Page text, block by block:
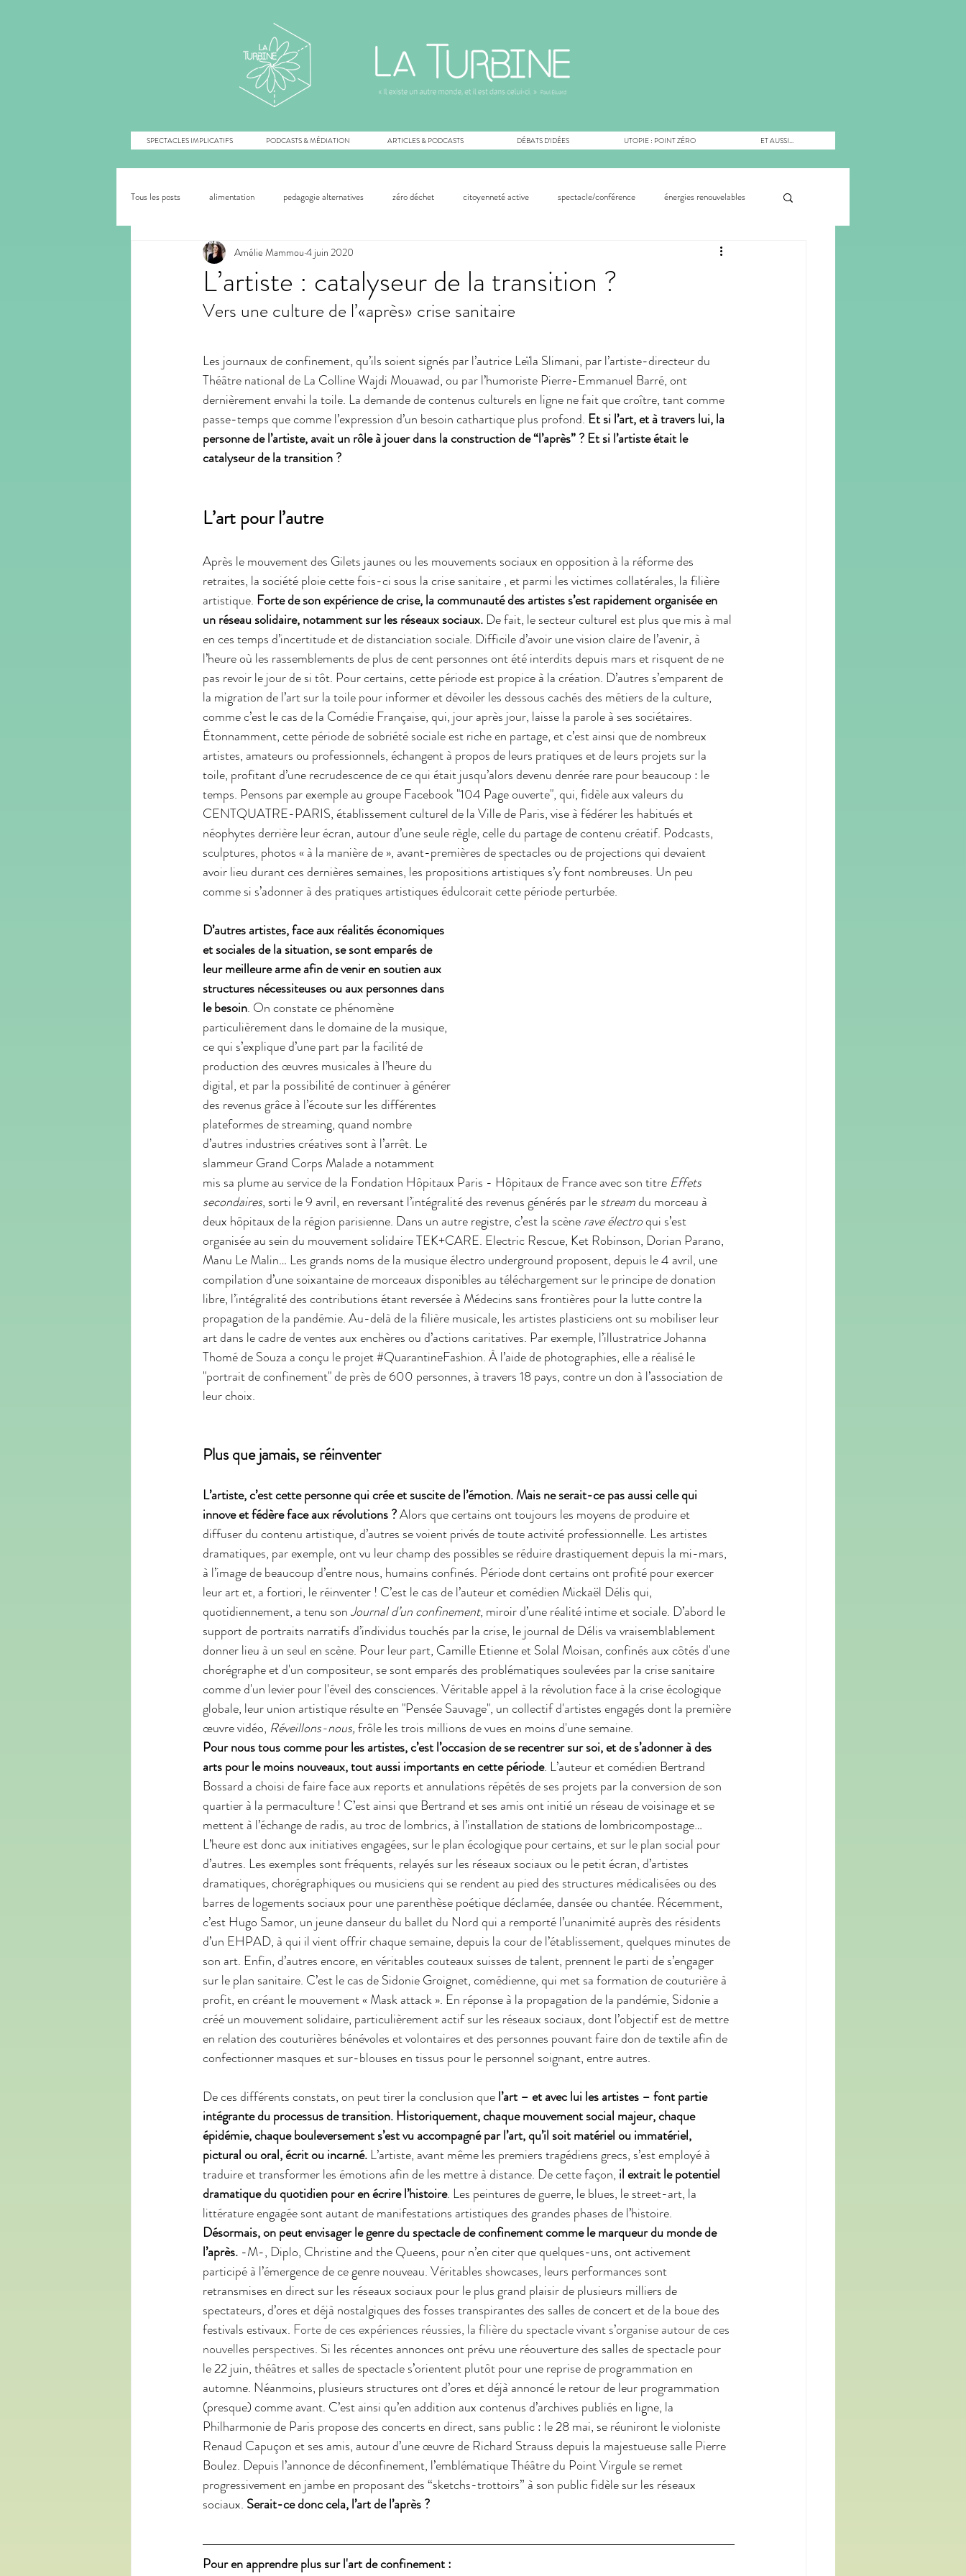
SPECTACLES IMPLICATIFS PODCASTS & MÉDIATION ARTICLES & PODCASTS DÉBATS D'IDÉES UTOPIE : POINT ZÉRO ET AUSSI...
Tous les posts alimentation pedagogie alternatives zéro déchet citoyenneté active spectacle/conférence énergies renouvelables
agroécologie innovation sociale permaculture économie
écoféminisme écologie collapsologie inspiration médias démocratie
utopie podcast portrait culture urbanisme genre
L’artiste : catalyseur de la transition ?
Amélie Mammou 4 juin 2020
Vers une culture de l’«après» crise sanitaire
Les journaux de confinement, qu’ils soient signés par l’autrice Leïla Slimani, par l’artiste-directeur du
Théâtre national de La Colline Wajdi Mouawad, ou par l’humoriste Pierre-Emmanuel Barré, ont
dernièrement envahi la toile. La demande de contenus culturels en ligne ne fait que croître, tant comme
passe-temps que comme l’expression d’un besoin cathartique plus profond. Et si l’art, et à travers lui, la
personne de l’artiste, avait un rôle à jouer dans la construction de “l’après” ? Et si l’artiste était le
catalyseur de la transition ?
L’art pour l’autre
Après le mouvement des Gilets jaunes ou les mouvements sociaux en opposition à la réforme des
retraites, la société ploie cette fois-ci sous la crise sanitaire , et parmi les victimes collatérales, la filière
artistique. Forte de son expérience de crise, la communauté des artistes s’est rapidement organisée en
un réseau solidaire, notamment sur les réseaux sociaux. De fait, le secteur culturel est plus que mis à mal
en ces temps d’incertitude et de distanciation sociale. Difficile d’avoir une vision claire de l’avenir, à
l’heure où les rassemblements de plus de cent personnes ont été interdits depuis mars et risquent de ne
pas revoir le jour de si tôt. Pour certains, cette période est propice à la création. D’autres s’emparent de
la migration de l’art sur la toile pour informer et dévoiler les dessous cachés des métiers de la culture,
comme c’est le cas de la Comédie Française, qui, jour après jour, laisse la parole à ses sociétaires.
Étonnamment, cette période de sobriété sociale est riche en partage, et c’est ainsi que de nombreux
artistes, amateurs ou professionnels, échangent à propos de leurs pratiques et de leurs projets sur la
toile, profitant d’une recrudescence de ce qui était jusqu’alors devenu denrée rare pour beaucoup : le
temps. Pensons par exemple au groupe Facebook "104 Page ouverte", qui, fidèle aux valeurs du
CENTQUATRE-PARIS, établissement culturel de la Ville de Paris, vise à fédérer les habitués et
néophytes derrière leur écran, autour d’une seule règle, celle du partage de contenu créatif. Podcasts,
sculptures, photos « à la manière de », avant-premières de spectacles ou de projections qui devaient
avoir lieu durant ces dernières semaines, les propositions artistiques s’y font nombreuses. Un peu
comme si s’adonner à des pratiques artistiques édulcorait cette période perturbée.
D’autres artistes, face aux réalités économiques
et sociales de la situation, se sont emparés de
leur meilleure arme afin de venir en soutien aux
structures nécessiteuses ou aux personnes dans
le besoin. On constate ce phénomène
particulièrement dans le domaine de la musique,
ce qui s’explique d’une part par la facilité de
production des œuvres musicales à l’heure du
digital, et par la possibilité de continuer à générer
des revenus grâce à l’écoute sur les différentes
plateformes de streaming, quand nombre
d’autres industries créatives sont à l’arrêt. Le
slammeur Grand Corps Malade a notamment
mis sa plume au service de la Fondation Hôpitaux Paris - Hôpitaux de France avec son titre Effets
secondaires, sorti le 9 avril, en reversant l’intégralité des revenus générés par le stream du morceau à
deux hôpitaux de la région parisienne. Dans un autre registre, c’est la scène rave électro qui s’est
organisée au sein du mouvement solidaire TEK+CARE. Electric Rescue, Ket Robinson, Dorian Parano,
Manu Le Malin… Les grands noms de la musique électro underground proposent, depuis le 4 avril, une
compilation d’une soixantaine de morceaux disponibles au téléchargement sur le principe de donation
libre, l’intégralité des contributions étant reversée à Médecins sans frontières pour la lutte contre la
propagation de la pandémie. Au-delà de la filière musicale, les artistes plasticiens ont su mobiliser leur
art dans le cadre de ventes aux enchères ou d’actions caritatives. Par exemple, l’illustratrice Johanna
Thomé de Souza a conçu le projet #QuarantineFashion. À l’aide de photographies, elle a réalisé le
"portrait de confinement" de près de 600 personnes, à travers 18 pays, contre un don à l’association de
leur choix.
Plus que jamais, se réinventer
L’artiste, c’est cette personne qui crée et suscite de l’émotion. Mais ne serait-ce pas aussi celle qui
innove et fédère face aux révolutions ? Alors que certains ont toujours les moyens de produire et
diffuser du contenu artistique, d’autres se voient privés de toute activité professionnelle. Les artistes
dramatiques, par exemple, ont vu leur champ des possibles se réduire drastiquement depuis la mi-mars,
à l’image de beaucoup d’entre nous, humains confinés. Période dont certains ont profité pour exercer
leur art et, a fortiori, le réinventer ! C’est le cas de l’auteur et comédien Mickaël Délis qui,
quotidiennement, a tenu son Journal d’un confinement, miroir d’une réalité intime et sociale. D’abord le
support de portraits narratifs d’individus touchés par la crise, le journal de Délis va vraisemblablement
donner lieu à un seul en scène. Pour leur part, Camille Etienne et Solal Moisan, confinés aux côtés d'une
chorégraphe et d'un compositeur, se sont emparés des problématiques soulevées par la crise sanitaire
comme d'un levier pour l'éveil des consciences. Véritable appel à la révolution face à la crise écologique
globale, leur union artistique résulte en "Pensée Sauvage", un collectif d'artistes engagés dont la première
œuvre vidéo, Réveillons-nous, frôle les trois millions de vues en moins d'une semaine.
Pour nous tous comme pour les artistes, c’est l’occasion de se recentrer sur soi, et de s’adonner à des
arts pour le moins nouveaux, tout aussi importants en cette période. L’auteur et comédien Bertrand
Bossard a choisi de faire face aux reports et annulations répétés de ses projets par la conversion de son
quartier à la permaculture ! C’est ainsi que Bertrand et ses amis ont initié un réseau de voisinage et se
mettent à l’échange de radis, au troc de lombrics, à l’installation de stations de lombricompostage…
L’heure est donc aux initiatives engagées, sur le plan écologique pour certains, et sur le plan social pour
d’autres. Les exemples sont fréquents, relayés sur les réseaux sociaux ou le petit écran, d’artistes
dramatiques, chorégraphiques ou musiciens qui se rendent au pied des structures médicalisées ou des
barres de logements sociaux pour une parenthèse poétique déclamée, dansée ou chantée. Récemment,
c’est Hugo Samor, un jeune danseur du ballet du Nord qui a remporté l’unanimité auprès des résidents
d’un EHPAD, à qui il vient offrir chaque semaine, depuis la cour de l’établissement, quelques minutes de
son art. Enfin, d’autres encore, en véritables couteaux suisses de talent, prennent le parti de s’engager
sur le plan sanitaire. C’est le cas de Sidonie Groignet, comédienne, qui met sa formation de couturière à
profit, en créant le mouvement « Mask attack ». En réponse à la propagation de la pandémie, Sidonie a
créé un mouvement solidaire, particulièrement actif sur les réseaux sociaux, dont l’objectif est de mettre
en relation des couturières bénévoles et volontaires et des personnes pouvant faire don de textile afin de
confectionner masques et sur-blouses en tissus pour le personnel soignant, entre autres.
De ces différents constats, on peut tirer la conclusion que l’art – et avec lui les artistes – font partie
intégrante du processus de transition. Historiquement, chaque mouvement social majeur, chaque
épidémie, chaque bouleversement s’est vu accompagné par l’art, qu’il soit matériel ou immatériel,
pictural ou oral, écrit ou incarné. L’artiste, avant même les premiers tragédiens grecs, s’est employé à
traduire et transformer les émotions afin de les mettre à distance. De cette façon, il extrait le potentiel
dramatique du quotidien pour en écrire l’histoire. Les peintures de guerre, le blues, le street-art, la
littérature engagée sont autant de manifestations artistiques des grandes phases de l’histoire.
Désormais, on peut envisager le genre du spectacle de confinement comme le marqueur du monde de
l’après. -M-, Diplo, Christine and the Queens, pour n’en citer que quelques-uns, ont activement
participé à l’émergence de ce genre nouveau. Véritables showcases, leurs performances sont
retransmises en direct sur les réseaux sociaux pour le plus grand plaisir de plusieurs milliers de
spectateurs, d’ores et déjà nostalgiques des fosses transpirantes des salles de concert et de la boue des
festivals estivaux. Forte de ces expériences réussies, la filière du spectacle vivant s’organise autour de ces
nouvelles perspectives. Si les récentes annonces ont prévu une réouverture des salles de spectacle pour
le 22 juin, théâtres et salles de spectacle s’orientent plutôt pour une reprise de programmation en
automne. Néanmoins, plusieurs structures ont d’ores et déjà annoncé le retour de leur programmation
(presque) comme avant. C’est ainsi qu’en addition aux contenus d’archives publiés en ligne, la
Philharmonie de Paris propose des concerts en direct, sans public : le 28 mai, se réuniront le violoniste
Renaud Capuçon et ses amis, autour d’une œuvre de Richard Strauss depuis la majestueuse salle Pierre
Boulez. Depuis l’annonce de déconfinement, l’emblématique Théâtre du Point Virgule se remet
progressivement en jambe en proposant des “sketchs-trottoirs” à son public fidèle sur les réseaux
sociaux. Serait-ce donc cela, l’art de l’après ?
Pour en apprendre plus sur l'art de confinement :